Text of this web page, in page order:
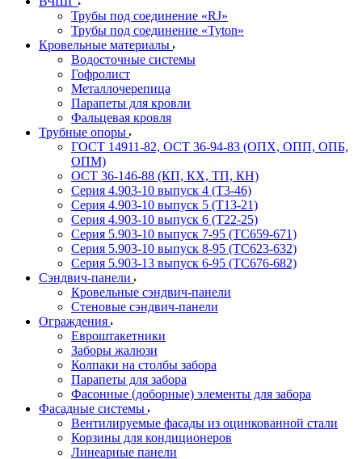
Трубы под соединение «RJ»
Трубы под соединение «Tyton»
Кровельные материалы
Водосточные системы
Гофролист
Металлочерепица
Парапеты для кровли
Фальцевая кровля
Трубные опоры
ГОСТ 14911-82, ОСТ 36-94-83 (ОПХ, ОПП, ОПБ,
ОПМ)
ОСТ 36-146-88 (КП, КХ, ТП, КН)
Серия 4.903-10 выпуск 4 (Т3-46)
Серия 4.903-10 выпуск 5 (Т13-21)
Серия 4.903-10 выпуск 6 (Т22-25)
Серия 5.903-10 выпуск 7-95 (ТС659-671)
Серия 5.903-10 выпуск 8-95 (ТС623-632)
Серия 5.903-13 выпуск 6-95 (ТС676-682)
Сэндвич-панели
Кровельные сэндвич-панели
Стеновые сэндвич-панели
Ограждения
Евроштакетники
Заборы жалюзи
Колпаки на столбы забора
Парапеты для забора
Фасонные (доборные) элементы для забора
Фасадные системы
Вентилируемые фасады из оцинкованной стали
Корзины для кондиционеров
Линеарные панели